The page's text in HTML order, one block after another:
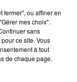
cette
Aubry
fermer", ou affiner en
mes choix".
sans
ce site. Vous
à tout
de chaque page.